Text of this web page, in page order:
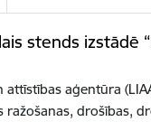
stends izstādē
attīstības aģentūra
ražošanas, drošības,